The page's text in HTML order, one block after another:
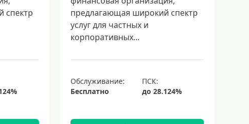
спектр
предлагающая широкий спектр
услуг для частных и
корпоративных...
Обслуживание:
Бесплатно